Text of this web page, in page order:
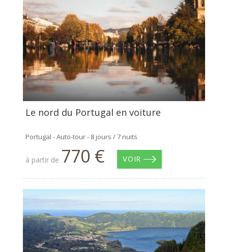
Le nord du Portugal en voiture
Portugal - Auto-tour - 8 jours / 7 nuits
à partir de 770 € VOIR